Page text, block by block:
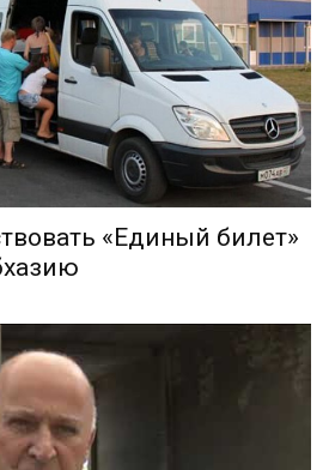
«Единый билет»